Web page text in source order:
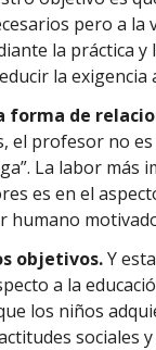
pero a la
la práctica
la exigencia
forma de
el profesor no es
La labor más
es en el
humano
objetivos.Y
a la
los niños
sociales